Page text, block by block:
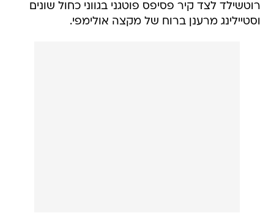
רוטשילד לצד קיר פסיפס פוטגני בגווני כחול שונים
וסטיילינג מרענן ברוח של מקצה אולימפי.